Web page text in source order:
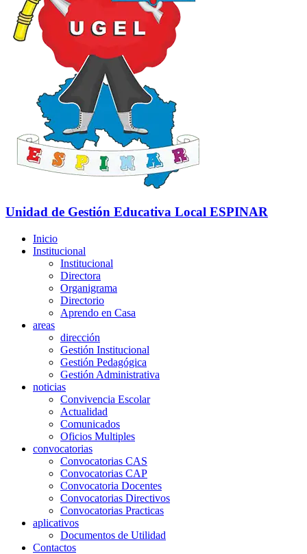
Unidad de Gestión Educativa Local ESPINAR
Inicio
Institucional
Institucional
Directora
Organigrama
Directorio
Aprendo en Casa
areas
dirección
Gestión Institucional
Gestión Pedagógica
Gestión Administrativa
noticias
Convivencia Escolar
Actualidad
Comunicados
Oficios Multiples
convocatorias
Convocatorias CAS
Convocatorias CAP
Convocatoria Docentes
Convocatorias Directivos
Convocatorias Practicas
aplicativos
Documentos de Utilidad
Contactos